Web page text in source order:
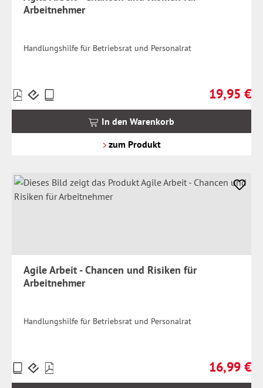
Arbeitnehmer
Handlungshilfe für Betriebsrat und Personalrat
Regulärer
19,95 €
Preise
inkl.
In den Warenkorb
zum Produkt
Agile Arbeit - Chancen und Risiken für
Arbeitnehmer
Handlungshilfe für Betriebsrat und Personalrat
Regulärer
16,99 €
Preise
inkl.